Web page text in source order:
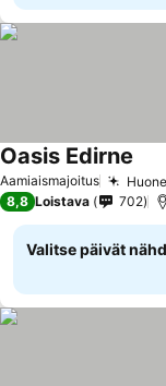
Aamiaismajoitus
Oasis Edirne
8,8 Loistava 702
Valitse päivät